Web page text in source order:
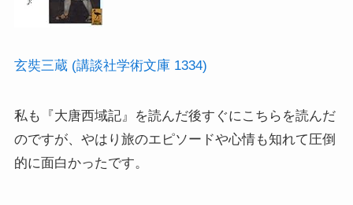
スペイン編
アメリカ編
キューバ編
リンク集
玄奘三蔵 (講談社学術文庫 1334)
私も『大唐西域記』を読んだ後すぐにこちらを読んだ
のですが、やはり旅のエピソードや心情も知れて圧倒
的に面白かったです。